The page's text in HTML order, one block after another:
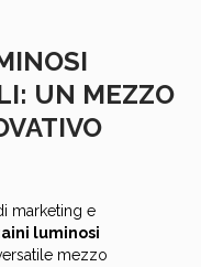
UN MEZZO
marketing e
luminosi
mezzo